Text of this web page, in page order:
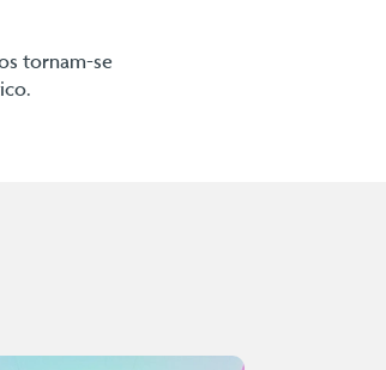
tornam-se